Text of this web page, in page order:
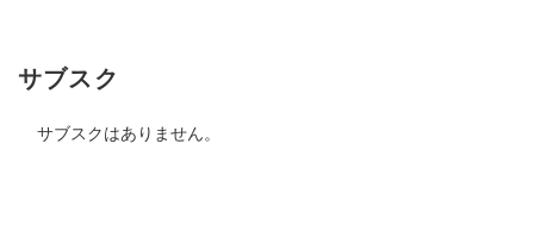
サブスク
サブスクはありません。